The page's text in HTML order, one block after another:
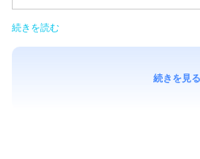
続きを読む
続きを見る